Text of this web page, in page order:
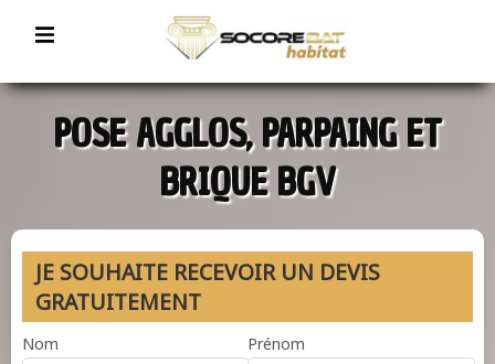
POSE AGGLOS, PARPAING ET
BRIQUE BGV
JE SOUHAITE RECEVOIR UN DEVIS
GRATUITEMENT
Nom Prénom